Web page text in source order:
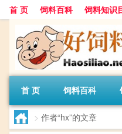
首 页 饲料百科 饲料知识
首 页 饲料百科
> 作者“hx”的文章